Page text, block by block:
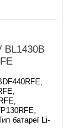
BL1430B
батареї Li-